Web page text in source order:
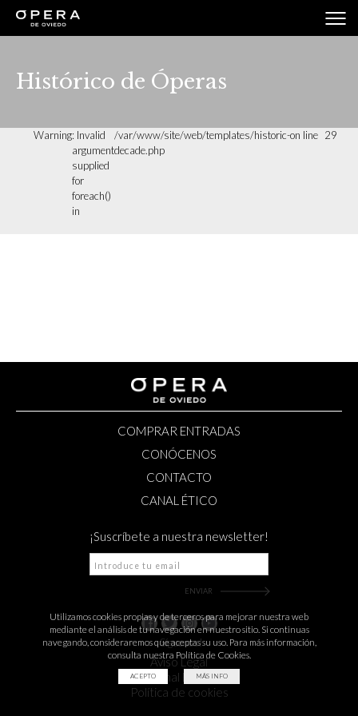
Utilizamos cookies propias y de terceros para mejorar nuestra web
mediante el análisis de tu navegación en nuestro sitio. Si continuas
navegando, consideraremos que aceptas su uso. Para más información,
consulta nuestra Política de Cookies.
ACEPTO MÁS INFO
Histórico de Óperas
Warning: Invalid
argument
supplied
for
foreach()
in
/var/www/site/web/templates/historic-
decade.php
on line 29
COMPRAR ENTRADAS
CONÓCENOS
CONTACTO
CANAL ÉTICO
¡Suscríbete a nuestra newsletter!
¡Síguenos!
Aviso Legal
Canal Ético
Política de cookies